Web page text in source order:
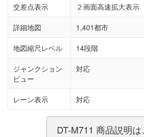
交差点表示 ２画面高速拡大表示
詳細地図 1,401都市
地図縮尺レベル 14段階
ジャンクション
ビュー
対応
レーン表示 対応
DT-M711 商品説明は